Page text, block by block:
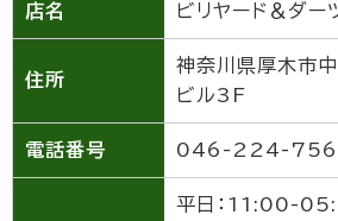
店名 ビリヤード＆ダー
住所
神奈川県厚木市
ビル3F
電話番号 046-224-
平日：11:00-